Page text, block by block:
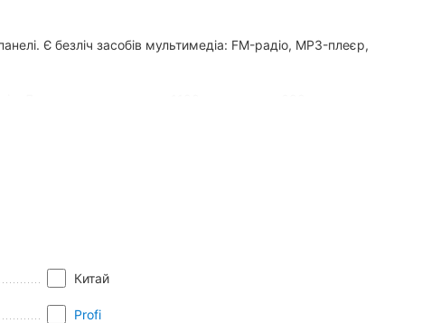
Є безліч засобів мультимедіа: FM-радіо, MP3-плеєр,
Китай
Profi